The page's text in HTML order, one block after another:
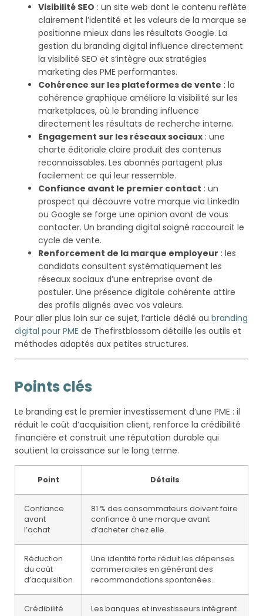
Visibilité SEO : un site web dont le contenu reflète
clairement l’identité et les valeurs de la marque se
positionne mieux dans les résultats Google. La
gestion du branding digital influence directement
la visibilité SEO et s’intègre aux stratégies
marketing des PME performantes.
Cohérence sur les plateformes de vente : la
cohérence graphique améliore la visibilité sur les
marketplaces, où le branding influence
directement les résultats de recherche interne.
Engagement sur les réseaux sociaux : une
charte éditoriale claire produit des contenus
reconnaissables. Les abonnés partagent plus
facilement ce qui leur ressemble.
Confiance avant le premier contact : un
prospect qui découvre votre marque via LinkedIn
ou Google se forge une opinion avant de vous
contacter. Un branding digital soigné raccourcit le
cycle de vente.
Renforcement de la marque employeur : les
candidats consultent systématiquement les
réseaux sociaux d’une entreprise avant de
postuler. Une présence digitale cohérente attire
des profils alignés avec vos valeurs.
Pour aller plus loin sur ce sujet, l’article dédié au branding
digital pour PME de Thefirstblossom détaille les outils et
méthodes adaptés aux petites structures.
Points clés
Le branding est le premier investissement d’une PME : il
réduit le coût d’acquisition client, renforce la crédibilité
financière et construit une réputation durable qui
soutient la croissance sur le long terme.
Point Détails
Confiance
avant
l’achat
81 % des consommateurs doivent faire
confiance à une marque avant
d’acheter chez elle.
Réduction
du coût
d’acquisition
Une identité forte réduit les dépenses
commerciales en générant des
recommandations spontanées.
Crédibilité
Les banques et investisseurs intègrent